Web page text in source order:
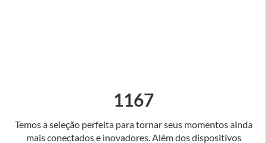
Temos a seleção perfeita para tornar seus momentos ainda
mais conectados e inovadores. Além dos dispositivos
1167